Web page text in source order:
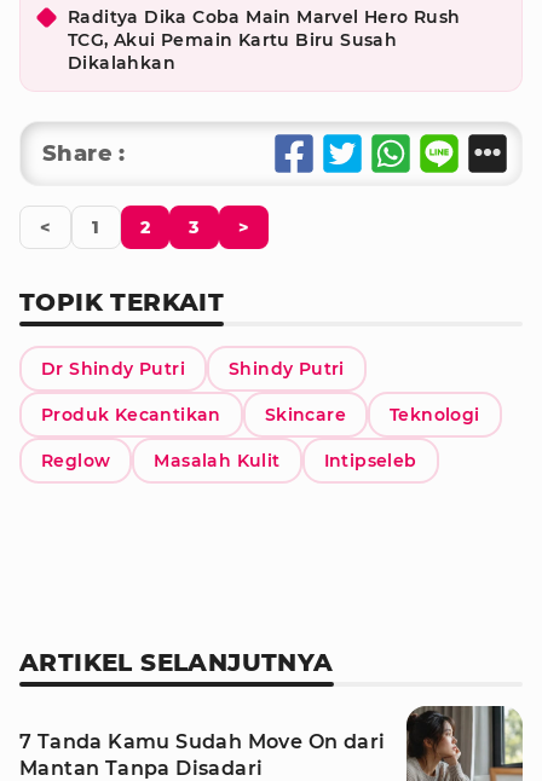
Raditya Dika Coba Main Marvel Hero Rush
TCG, Akui Pemain Kartu Biru Susah
Dikalahkan
Share :
< 1 2 3 >
TOPIK TERKAIT
Dr Shindy Putri Shindy Putri
Produk Kecantikan Skincare Teknologi
Reglow Masalah Kulit Intipseleb
ARTIKEL SELANJUTNYA
7 Tanda Kamu Sudah Move On dari
Mantan Tanpa Disadari